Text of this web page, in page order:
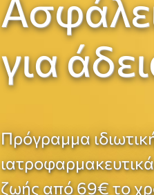
για
Πρόγραμμα
ζωής από 69€ το